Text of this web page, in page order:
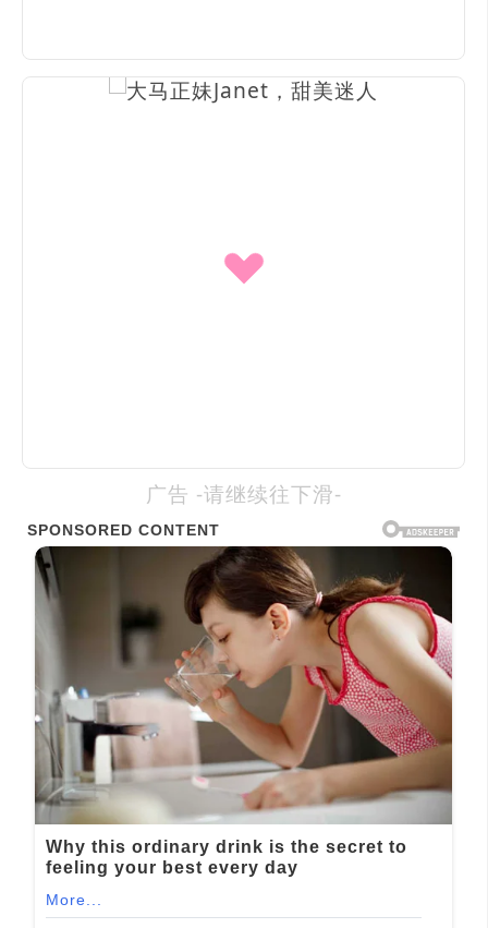
广告 -请继续往下滑-